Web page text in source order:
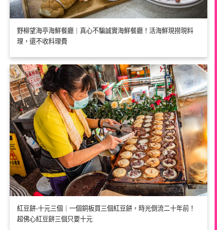
野柳望海亭海鮮餐廳｜真心不騙誠實海鮮餐廳！活海鮮現撈現料
理，還不收料理費
紅豆餅-十元三個｜一個銅板買三個紅豆餅，時光倒流二十年前！
超佛心紅豆餅三個只要十元